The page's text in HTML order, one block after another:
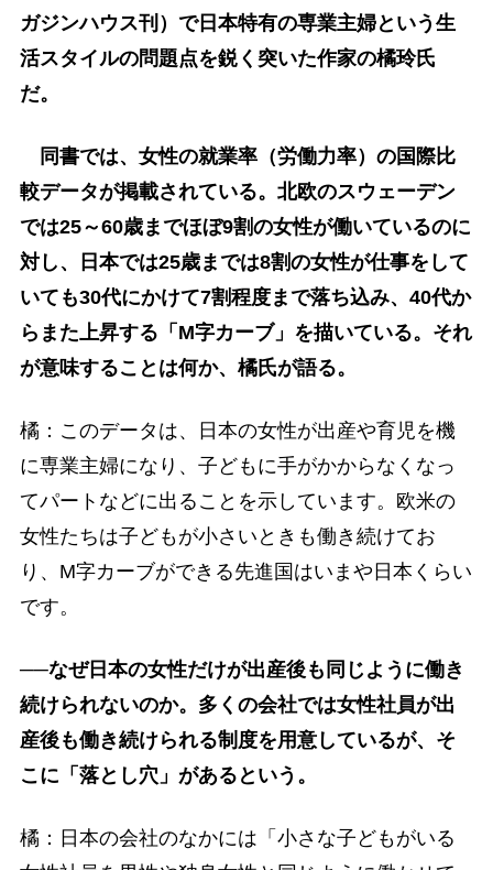
ガジンハウス刊）で日本特有の専業主婦という生
活スタイルの問題点を鋭く突いた作家の橘玲氏
だ。
同書では、女性の就業率（労働力率）の国際比
較データが掲載されている。北欧のスウェーデン
では25～60歳までほぼ9割の女性が働いているのに
対し、日本では25歳までは8割の女性が仕事をして
いても30代にかけて7割程度まで落ち込み、40代か
らまた上昇する「M字カーブ」を描いている。それ
が意味することは何か、橘氏が語る。
橘：このデータは、日本の女性が出産や育児を機
に専業主婦になり、子どもに手がかからなくなっ
てパートなどに出ることを示しています。欧米の
女性たちは子どもが小さいときも働き続けてお
り、M字カーブができる先進国はいまや日本くらい
です。
──なぜ日本の女性だけが出産後も同じように働き
続けられないのか。多くの会社では女性社員が出
産後も働き続けられる制度を用意しているが、そ
こに「落とし穴」があるという。
橘：日本の会社のなかには「小さな子どもがいる